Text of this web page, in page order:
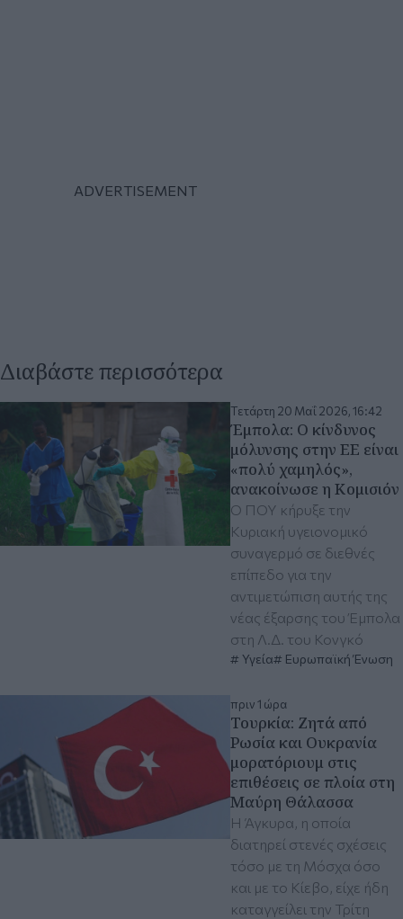
Διαβάστε περισσότερα
Τετάρτη 20 Μαΐ 2026, 16:42
Έμπολα: Ο κίνδυνος
μόλυνσης στην ΕΕ είναι
«πολύ χαμηλός»,
ανακοίνωσε η Κομισιόν
Ο ΠΟΥ κήρυξε την
Κυριακή υγειονομικό
συναγερμό σε διεθνές
επίπεδο για την
αντιμετώπιση αυτής της
νέας έξαρσης του Έμπολα
στη Λ.Δ. του Κονγκό
Υγεία Ευρωπαϊκή Ένωση
πριν 1 ώρα
Τουρκία: Ζητά από
Ρωσία και Ουκρανία
μορατόριουμ στις
επιθέσεις σε πλοία στη
Μαύρη Θάλασσα
Η Άγκυρα, η οποία
διατηρεί στενές σχέσεις
τόσο με τη Μόσχα όσο
και με το Κίεβο, είχε ήδη
καταγγείλει την Τρίτη